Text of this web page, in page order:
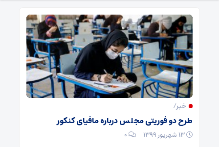
خبر/
طرح دو فوریتی مجلس درباره مافیای کنکور
۰